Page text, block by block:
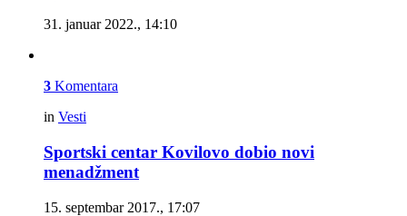
31. januar 2022., 14:10
3 Komentara
in Vesti
Sportski centar Kovilovo dobio novi
menadžment
15. septembar 2017., 17:07